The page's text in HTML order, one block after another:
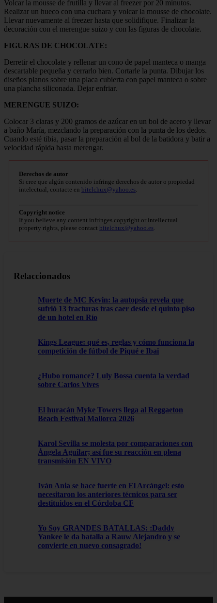
Volcar la mousse de frutilla y llevar al freezer por 20 minutos.
Realizar un hueco con una cuchara y volcar la mousse de chocolate.
Llevar nuevamente al freezer hasta que solidifique. Finalizar la
decoración con el merengue suizo y con las figuras de chocolate.
FIGURAS DE CHOCOLATE:
Derretir el chocolate y rellenar un cono de papel manteca o manga
descartable pequeña y cerrarlo bien. Cortarle la punta. Dibujar los
diseños planos sobre una placa cubierta con papel manteca o sobre
una plancha siliconada. Dejar enfriar.
MERENGUE SUIZO:
Colocar 3 claras y 200 gramos de azúcar en un bol de acero y llevar
a baño María, mezclando la preparación con la punta de los dedos.
Cuando esté tibia, pasar la preparación al bol de la batidora y batir a
velocidad rápida hasta merengar.
Derechos de autor
Si cree que algún contenido infringe derechos de autor o propiedad
intelectual, contacte en bitelchux@yahoo.es.
Copyright notice
If you believe any content infringes copyright or intellectual
property rights, please contact bitelchux@yahoo.es.
Relaccionados
Muerte de MC Kevin: la autopsia revela que
sufrió 13 fracturas tras caer desde el quinto piso
de un hotel en Río
Kings League: qué es, reglas y cómo funciona la
competición de fútbol de Piqué e Ibai
¿Hubo romance? Luly Bossa cuenta la verdad
sobre Carlos Vives
El huracán Myke Towers llega al Reggaeton
Beach Festival Mallorca 2026
Karol Sevilla se molesta por comparaciones con
Ángela Aguilar; así fue su reacción en plena
transmisión EN VIVO
Iván Ania se hace fuerte en El Arcángel: esto
necesitaron los anteriores técnicos para ser
destituidos en el Córdoba CF
Yo Soy GRANDES BATALLAS: ¡Daddy
Yankee le da batalla a Rauw Alejandro y se
convierte en nuevo consagrado!